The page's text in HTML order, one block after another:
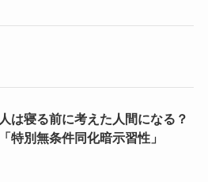
人は寝る前に考えた人間になる？
「特別無条件同化暗示習性」